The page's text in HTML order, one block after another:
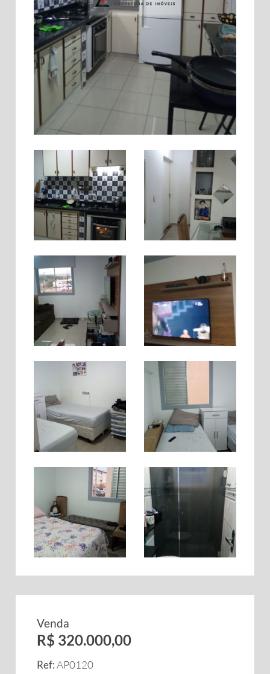
Venda
R$ 320.000,00
Ref:AP0120